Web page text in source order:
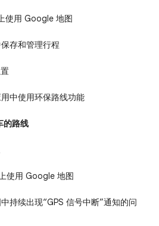
使用 Google 地图
存和管理行程
中使用环保路线功能
的路线
使用 Google 地图
持续出现“GPS 信号中断”通知的问